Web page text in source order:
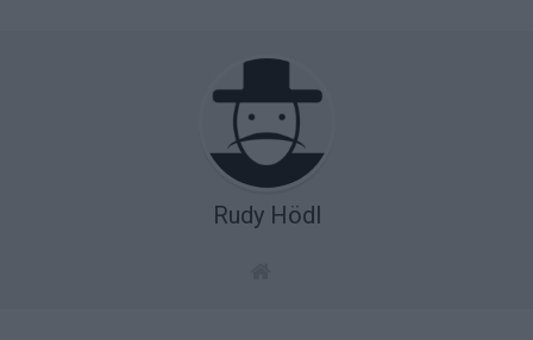
Rudy Hödl